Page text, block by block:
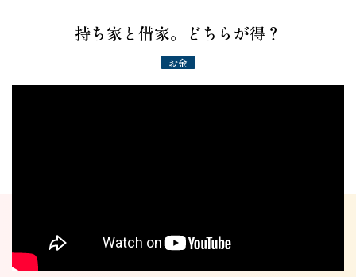
持ち家と借家。どちらが得？
お金